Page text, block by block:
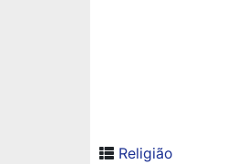
Religião